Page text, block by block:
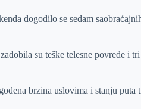
dogodilo se sedam
su teške telesne povrede i
brzina uslovima i stanju